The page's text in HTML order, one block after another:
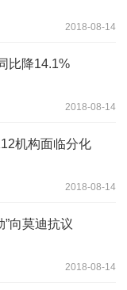
2018-08-14
比降14.1%
2018-08-14
机构面临分化
2018-08-14
”向莫迪抗议
2018-08-14